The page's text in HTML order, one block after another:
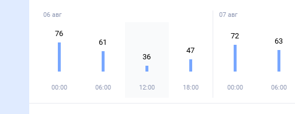
06 авг
76
00:00
61
06:00
36
12:00
47
18:00
07 авг
72
00:00
63
06:00